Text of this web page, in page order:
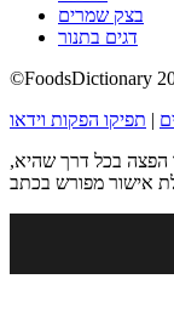
בצק שמרים
דגים בתנור
| תפיקו הפקות וידאו
הפצה בכל דרך שהיא,
אישור מפורש בכתב